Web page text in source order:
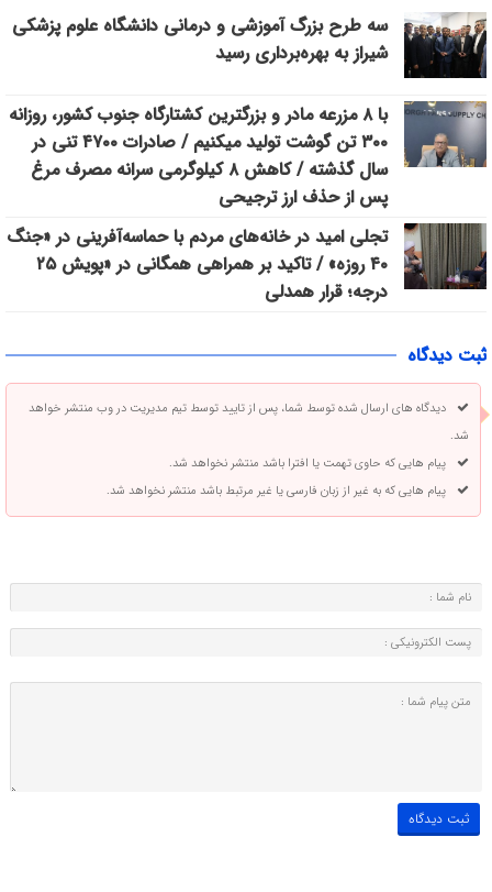
سه طرح بزرگ آموزشی و درمانی دانشگاه علوم پزشکی
شیراز به بهره‌برداری رسید
با ۸ مزرعه مادر و بزرگترین کشتارگاه جنوب کشور، روزانه
۳۰۰ تن گوشت تولید میکنیم / صادرات ۴۷۰۰ تنی در
سال گذشته / کاهش ۸ کیلوگرمی سرانه مصرف مرغ
پس از حذف ارز ترجیحی
تجلی امید در خانه‌های مردم با حماسه‌آفرینی در «جنگ
۴۰ روزه» / تاکید بر همراهی همگانی در «پویش ۲۵
درجه؛ قرار همدلی
ثبت دیدگاه
دیدگاه های ارسال شده توسط شما، پس از تایید توسط تیم مدیریت در وب منتشر خواهد
شد.
پیام هایی که حاوی تهمت یا افترا باشد منتشر نخواهد شد.
پیام هایی که به غیر از زبان فارسی یا غیر مرتبط باشد منتشر نخواهد شد.